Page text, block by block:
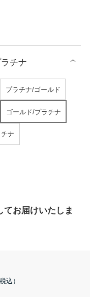
チナ
プラチナ/ゴールド
ゴールド/プラチナ
ナ
てお届けいたしま